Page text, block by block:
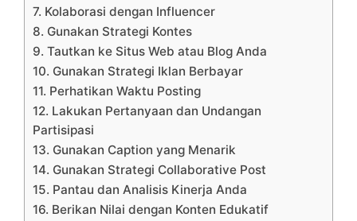
7. Kolaborasi dengan Influencer
8. Gunakan Strategi Kontes
9. Tautkan ke Situs Web atau Blog Anda
10. Gunakan Strategi Iklan Berbayar
11. Perhatikan Waktu Posting
12. Lakukan Pertanyaan dan Undangan
Partisipasi
13. Gunakan Caption yang Menarik
14. Gunakan Strategi Collaborative Post
15. Pantau dan Analisis Kinerja Anda
16. Berikan Nilai dengan Konten Edukatif